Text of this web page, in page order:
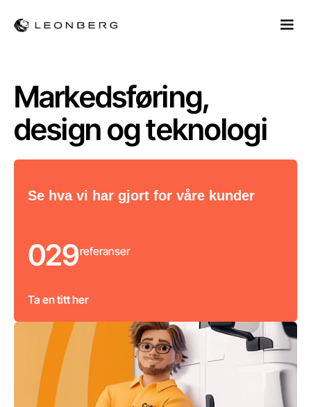
Markedsføring,
design og teknologi
Se hva vi har gjort for våre kunder
0
0
1
2
5
9referanser
Ta en titt her